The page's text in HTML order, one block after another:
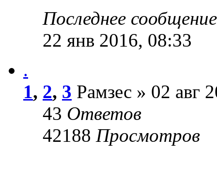
Последнее
22 янв 2016, 08:33
.
1, 2, 3 Рамзес » 02 авг
43 Ответов
42188 Просмотров